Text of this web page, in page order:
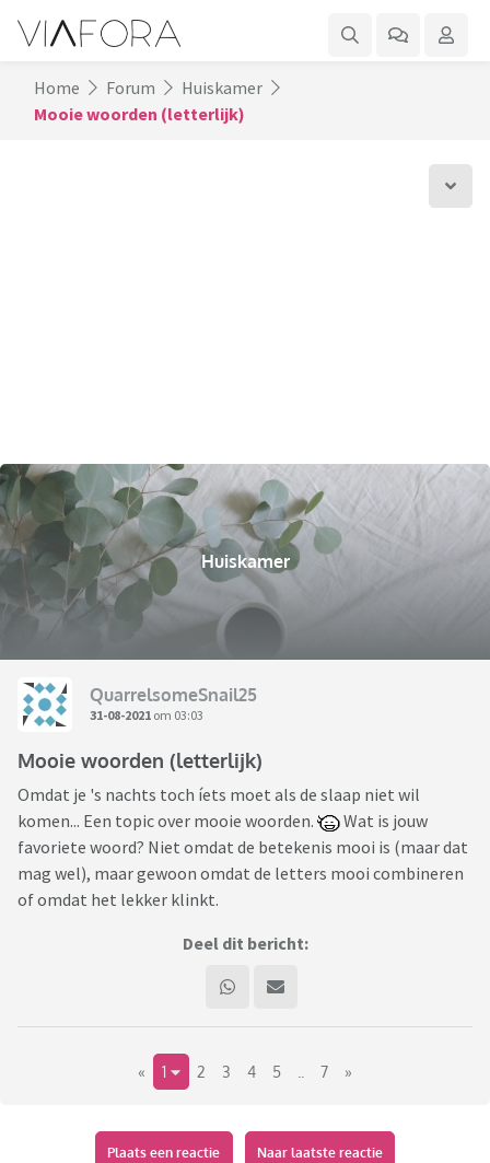
Home Forum
Huiskamer
Mooie woorden (letterlijk)
Huiskamer
QuarrelsomeSnail25
31-08-2021 om 03:03
Mooie woorden (letterlijk)
Omdat je 's nachts toch íets moet als de slaap niet wil
komen... Een topic over mooie woorden.
Wat is jouw
favoriete woord? Niet omdat de betekenis mooi is (maar dat
mag wel), maar gewoon omdat de letters mooi combineren
of omdat het lekker klinkt.
Deel dit bericht:
« 1 2 3 4 5 7 »
Plaats een reactie Naar laatste reactie